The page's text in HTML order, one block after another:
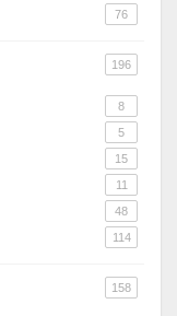
76
196
8
5
15
11
48
114
158